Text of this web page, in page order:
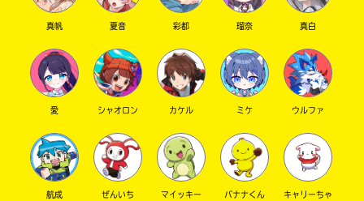
真帆 夏音 彩都 瑠奈 真白
愛 シャオロン カケル ミケ ウルファ
航成 ぜんいち マイッキー バナナくん
キャリーちゃ